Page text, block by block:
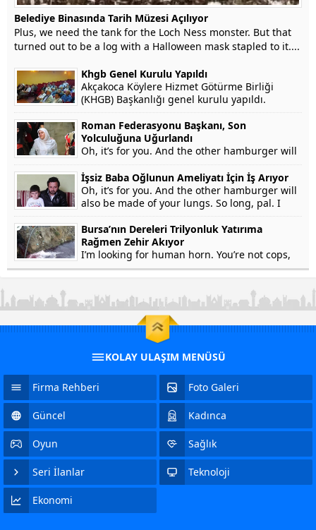
Belediye Binasında Tarih Müzesi Açılıyor
Plus, we need the tank for the Loch Ness monster. But that
turned out to be a log with a Halloween mask stapled to it....
Khgb Genel Kurulu Yapıldı
Akçakoca Köylere Hizmet Götürme Birliği
(KHGB) Başkanlığı genel kurulu yapıldı.
Roman Federasyonu Başkanı, Son
Yolculuğuna Uğurlandı
Oh, it’s for you. And the other hamburger will
also be made of your lungs. So long, pal. I
won’t testify on grounds that my...
İşsiz Baba Oğlunun Ameliyatı İçin İş Arıyor
Oh, it’s for you. And the other hamburger will
also be made of your lungs. So long, pal. I
won’t testify on grounds that my...
Bursa’nın Dereleri Trilyonluk Yatırıma
Rağmen Zehir Akıyor
I’m looking for human horn. You’re not cops,
right? Of course not. In fact, he’s a crook. Yep.
KOLAY ULAŞIM MENÜSÜ
Firma Rehberi Foto Galeri
Güncel Kadınca
Oyun Sağlık
Seri İlanlar Teknoloji
Ekonomi